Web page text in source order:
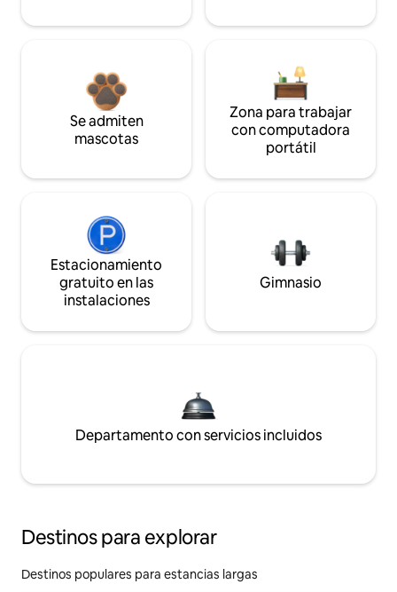
Se admiten
mascotas
Zona para trabajar
con computadora
portátil
Estacionamiento
gratuito en las
instalaciones
Gimnasio
Departamento con servicios incluidos
Destinos para explorar
Destinos populares para estancias largas